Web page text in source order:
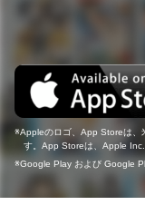
Appleのロゴ、App Storeは、
す。App Storeは、Apple Inc.
Google Play および Google